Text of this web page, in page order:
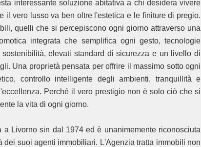
interessante soluzione abitativa a chi desidera vivere
il vero lusso va ben oltre l'estetica e le finiture di pregio.
quelli che si percepiscono ogni giorno attraverso una
integrata che semplifica ogni gesto, tecnologie
elevati standard di sicurezza e un livello di
Una proprietà pensata per offrire il massimo sotto ogni
controllo intelligente degli ambienti, tranquillità e
Perché il vero prestigio non è solo ciò che si
la vita di ogni giorno.
a Livorno sin dal 1974 ed è unanimemente riconosciuta
suoi agenti immobiliari. L'Agenzia tratta immobili non